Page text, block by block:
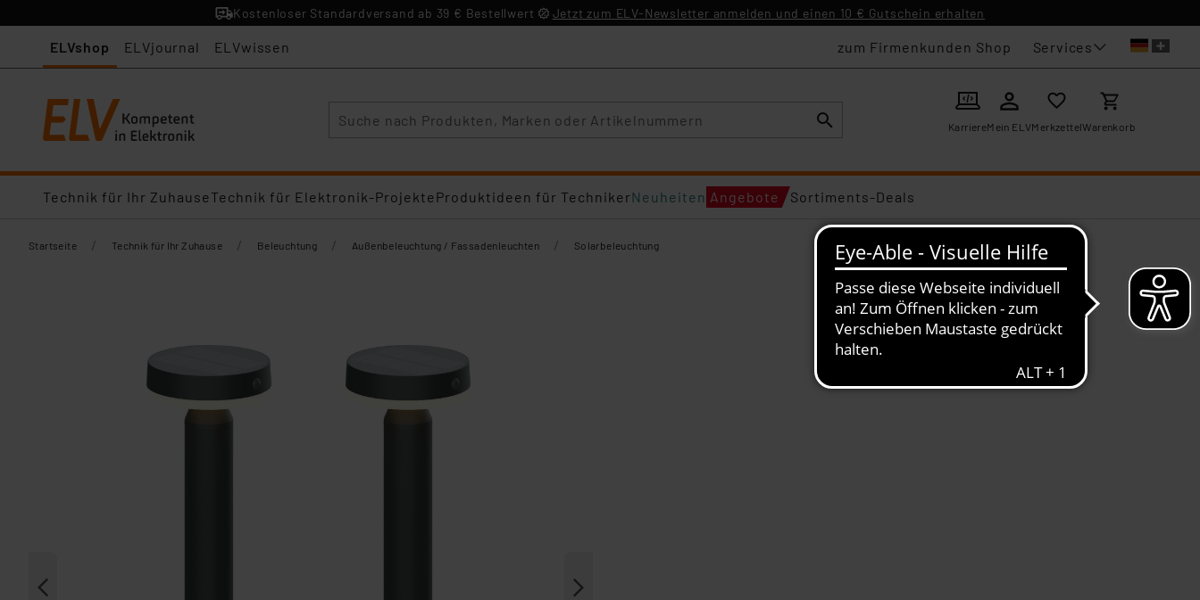
Kostenloser Standardversand ab 39 € Bestellwert Jetzt zum ELV-Newsletter anmelden und einen 10 € Gutschein erhalten
ELVshop ELVjournal ELVwissen zum Firmenkunden Shop Services
KarriereMein ELVMerkzettelWarenkorb
Technik für Ihr ZuhauseTechnik für Elektronik-ProjekteProduktideen für TechnikerNeuheiten Angebote Sortiments-Deals
Startseite / Technik für Ihr Zuhause / Beleuchtung / Außenbeleuchtung / Fassadenleuchten / Solarbeleuchtung